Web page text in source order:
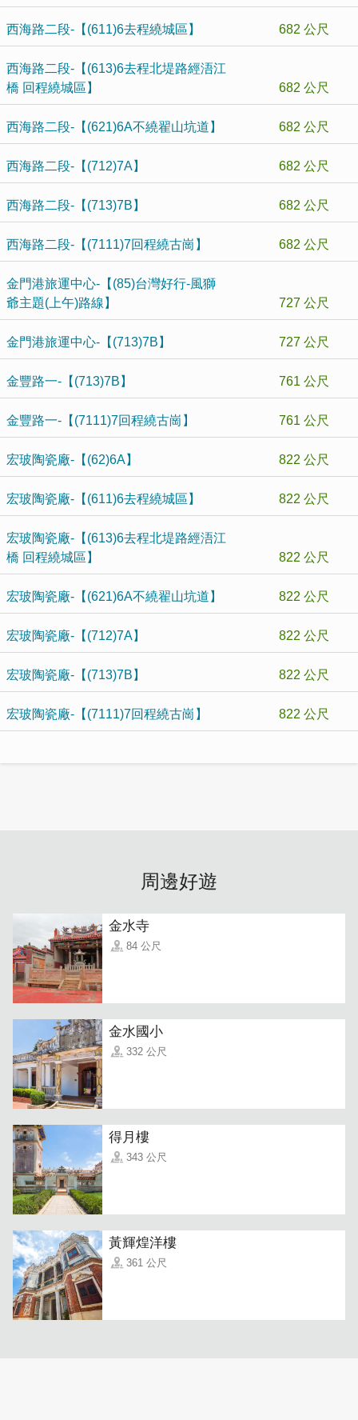
西海路二段-【(611)6去程繞城區】 682 公尺
西海路二段-【(613)6去程北堤路經浯江
橋 回程繞城區】
682 公尺
西海路二段-【(621)6A不繞翟山坑道】 682 公尺
西海路二段-【(712)7A】 682 公尺
西海路二段-【(713)7B】 682 公尺
西海路二段-【(7111)7回程繞古崗】 682 公尺
金門港旅運中心-【(85)台灣好行-風獅
爺主題(上午)路線】
727 公尺
金門港旅運中心-【(713)7B】 727 公尺
金豐路一-【(713)7B】 761 公尺
金豐路一-【(7111)7回程繞古崗】 761 公尺
宏玻陶瓷廠-【(62)6A】 822 公尺
宏玻陶瓷廠-【(611)6去程繞城區】 822 公尺
宏玻陶瓷廠-【(613)6去程北堤路經浯江
橋 回程繞城區】
822 公尺
宏玻陶瓷廠-【(621)6A不繞翟山坑道】 822 公尺
宏玻陶瓷廠-【(712)7A】 822 公尺
宏玻陶瓷廠-【(713)7B】 822 公尺
宏玻陶瓷廠-【(7111)7回程繞古崗】 822 公尺
周邊好遊
金水寺
84 公尺
金水國小
332 公尺
得月樓
343 公尺
黃輝煌洋樓
361 公尺